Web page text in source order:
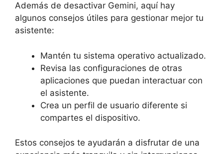
Además de desactivar Gemini, aquí hay
algunos consejos útiles para gestionar mejor tu
asistente:
Mantén tu sistema operativo actualizado.
Revisa las configuraciones de otras
aplicaciones que puedan interactuar con
el asistente.
Crea un perfil de usuario diferente si
compartes el dispositivo.
Estos consejos te ayudarán a disfrutar de una